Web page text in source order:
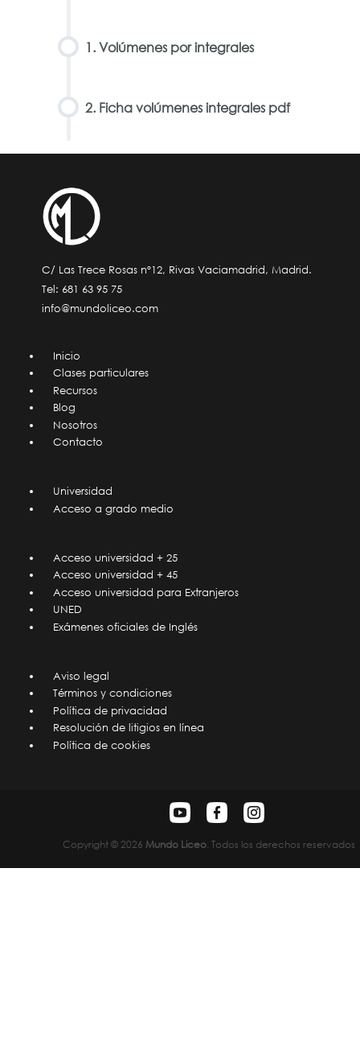
1. Volúmenes por integrales
2. Ficha volúmenes integrales pdf
C/ Las Trece Rosas nº12, Rivas Vaciamadrid, Madrid.
Tel: 681 63 95 75
info@mundoliceo.com
Inicio
Clases particulares
Recursos
Blog
Nosotros
Contacto
Universidad
Acceso a grado medio
Acceso universidad + 25
Acceso universidad + 45
Acceso universidad para Extranjeros
UNED
Exámenes oficiales de Inglés
Aviso legal
Términos y condiciones
Política de privacidad
Resolución de litigios en línea
Política de cookies
Copyright © 2026 Mundo Liceo . Todos los derechos reservados